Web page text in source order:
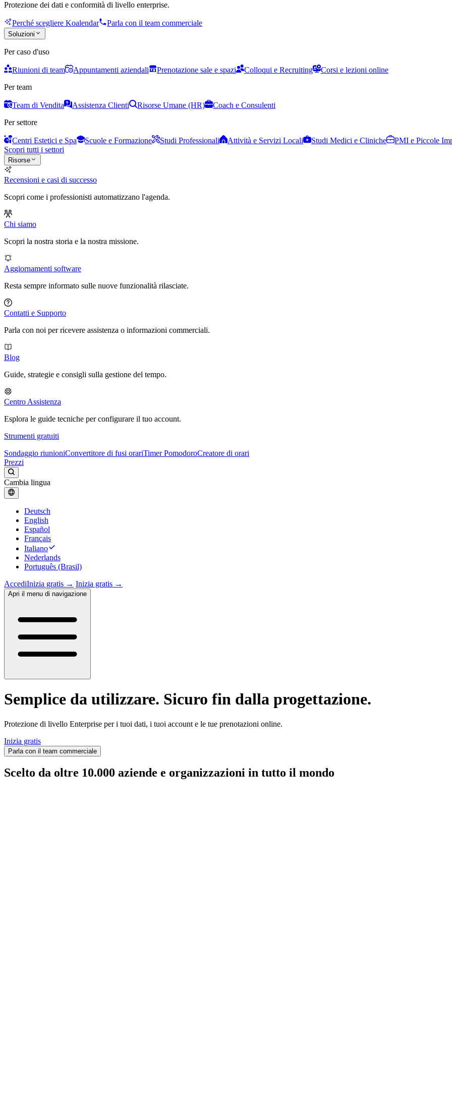
Protezione dei dati e conformità di livello enterprise.
Perché scegliere Koalendar Parla con il team commerciale
Soluzioni
Per caso d'uso
Riunioni di team Appuntamenti aziendali Prenotazione sale e spazi Colloqui e Recruiting
Corsi e lezioni online
Per team
Team di Vendita Assistenza Clienti Risorse Umane (HR)
Coach e Consulenti
Per settore
Centri Estetici e Spa Scuole e Formazione Studi Professionali Attività e Servizi Locali Studi Medici e Cliniche
PMI e Piccole
Scopri tutti i settori
Risorse
Recensioni e casi di successo
Scopri come i professionisti automatizzano l'agenda.
Chi siamo
Scopri la nostra storia e la nostra missione.
Aggiornamenti software
Resta sempre informato sulle nuove funzionalità rilasciate.
Contatti e Supporto
Parla con noi per ricevere assistenza o informazioni commerciali.
Blog
Guide, strategie e consigli sulla gestione del tempo.
Centro Assistenza
Esplora le guide tecniche per configurare il tuo account.
Strumenti gratuiti
Sondaggio riunioniConvertitore di fusi orariTimer PomodoroCreatore di orari
Prezzi
Cambia lingua
Deutsch
English
Español
Français
Italiano
Nederlands
Português (Brasil)
AccediInizia gratis → Inizia gratis →
Apri il menu di navigazione
Semplice da utilizzare. Sicuro fin dalla progettazione.
Protezione di livello Enterprise per i tuoi dati, i tuoi account e le tue prenotazioni online.
Inizia gratis
Parla con il team commerciale
Scelto da oltre 10.000 aziende e organizzazioni in tutto il mondo